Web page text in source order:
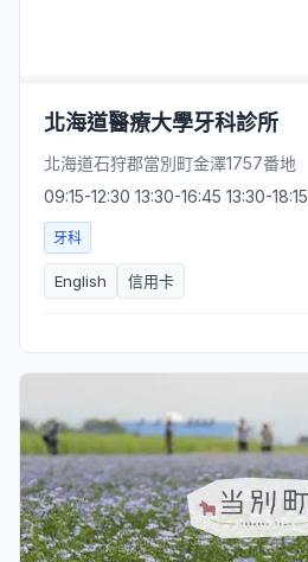
北海道醫療大學牙科診所
北海道石狩郡當別町金澤1757番地
09:15-12:30 13:30-16:45 13:30-18:15
牙科
English 信用卡